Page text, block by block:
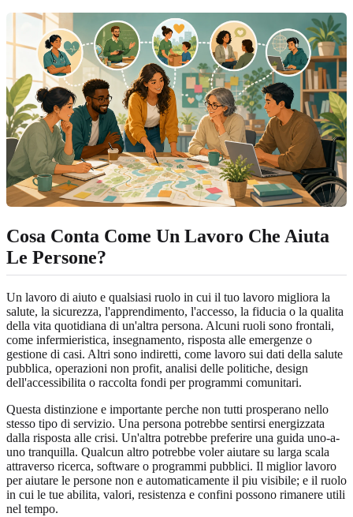
Cosa Conta Come Un Lavoro Che Aiuta
Le Persone?
Un lavoro di aiuto e qualsiasi ruolo in cui il tuo lavoro migliora la
salute, la sicurezza, l'apprendimento, l'accesso, la fiducia o la qualita
della vita quotidiana di un'altra persona. Alcuni ruoli sono frontali,
come infermieristica, insegnamento, risposta alle emergenze o
gestione di casi. Altri sono indiretti, come lavoro sui dati della salute
pubblica, operazioni non profit, analisi delle politiche, design
dell'accessibilita o raccolta fondi per programmi comunitari.
Questa distinzione e importante perche non tutti prosperano nello
stesso tipo di servizio. Una persona potrebbe sentirsi energizzata
dalla risposta alle crisi. Un'altra potrebbe preferire una guida uno-a-
uno tranquilla. Qualcun altro potrebbe voler aiutare su larga scala
attraverso ricerca, software o programmi pubblici. Il miglior lavoro
per aiutare le persone non e automaticamente il piu visibile; e il ruolo
in cui le tue abilita, valori, resistenza e confini possono rimanere utili
nel tempo.